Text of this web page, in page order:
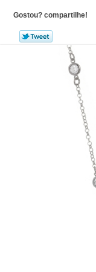
Gostou? compartilhe!